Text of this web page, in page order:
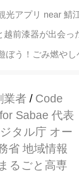
光アプリ near 鯖
越前漆器が出会っ
ぼう！ごみ燃や
業者 / Code
Sabae 代表
タル庁 オー
省 地域情報
るごと高専